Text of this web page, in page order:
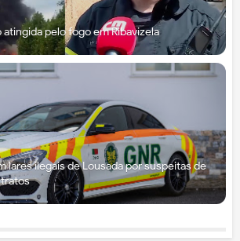
pelo fogo em Ribavizela
lares ilegais de Lousada por suspeitas de